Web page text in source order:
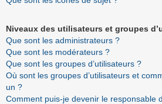
Niveaux des utilisateurs et groupes
Que sont les administrateurs ?
Que sont les modérateurs ?
Que sont les groupes d’utilisateurs ?
Où sont les groupes d’utilisateurs et
un ?
Comment puis-je devenir le responsable